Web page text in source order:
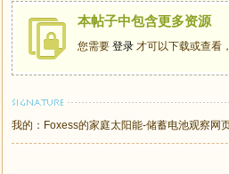
本帖子中包含更多资源
您需要 登录 才可以下载或查看
我的： Foxess的家庭太阳能-储蓄电池观察网